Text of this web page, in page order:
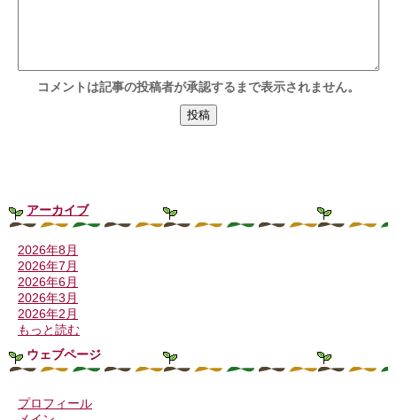
コメントは記事の投稿者が承認するまで表示されません。
アーカイブ
2026年8月
2026年7月
2026年6月
2026年3月
2026年2月
もっと読む
ウェブページ
プロフィール